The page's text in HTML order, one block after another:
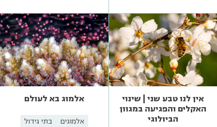
אין לנו טבע שני | שינוי
האקלים והפגיעה במגוון
הביולוגי
אלמוג בא לעולם
אלמוגים
בתי גידול